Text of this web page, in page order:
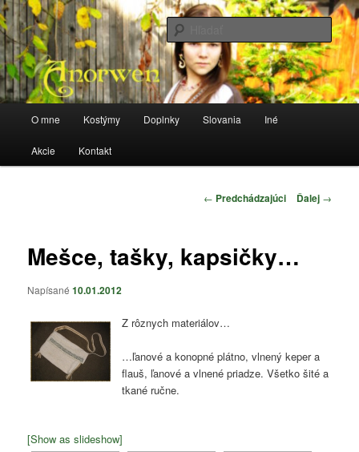
Preskočiť
na
primárny
obsahanorwen
Stránka o kostýmoch a všetkom, čo sa k tomu vzťahuje
O mne Kostýmy Doplnky Slovania Iné
Akcie Kontakt
Navigácia
← Predchádzajúci Ďalej →
Mešce, tašky, kapsičky…
Napísané10.01.2012
Z rôznych materiálov…
…ľanové a konopné plátno, vlnený keper a
flauš, ľanové a vlnené priadze. Všetko šité a
tkané ručne.
[Show as slideshow]